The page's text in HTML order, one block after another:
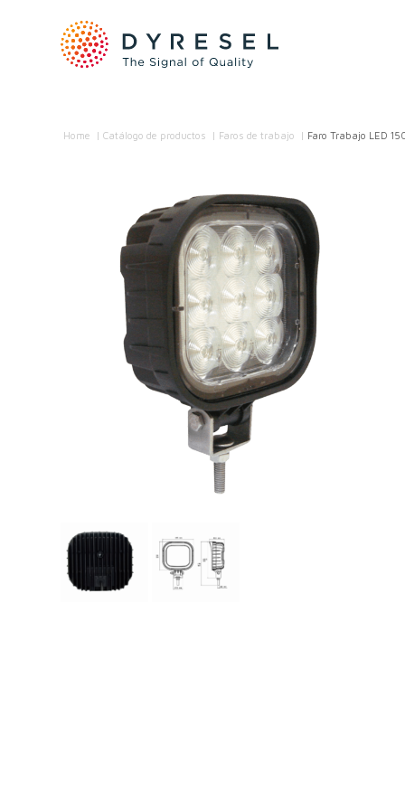
Home /Catálogo de productos Faros de trabajo Faro Trabajo LED